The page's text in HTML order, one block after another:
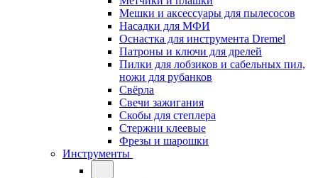
Мешки и аксессуары для пылесосов
Насадки для МФИ
Оснастка для инструмента Dremel
Патроны и ключи для дрелей
Пилки для лобзиков и сабельных пил,
ножи для рубанков
Свёрла
Свечи зажигания
Скобы для степлера
Стержни клеевые
Фрезы и шарошки
Инструменты